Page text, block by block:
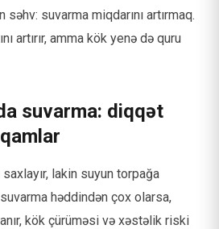
suvarma miqdarını artırmaq.
artırır, amma kök yenə də quru
suvarma: diqqət
lakin suyun torpağa
həddindən çox olarsa,
kök çürüməsi və xəstəlik riski